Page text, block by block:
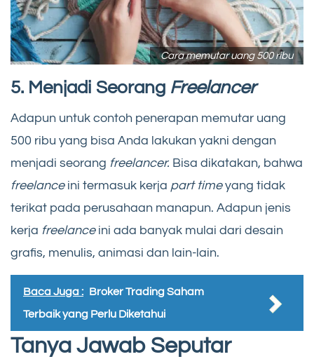
Cara memutar uang 500 ribu
5. Menjadi Seorang Freelancer
Adapun untuk contoh penerapan memutar uang
500 ribu yang bisa Anda lakukan yakni dengan
menjadi seorang freelancer. Bisa dikatakan, bahwa
freelance ini termasuk kerja part timeyang tidak
terikat pada perusahaan manapun. Adapun jenis
kerja freelance ini ada banyak mulai dari desain
grafis, menulis, animasi dan lain-lain.
Baca Juga : Broker Trading Saham
Terbaik yang Perlu Diketahui
Tanya Jawab Seputar